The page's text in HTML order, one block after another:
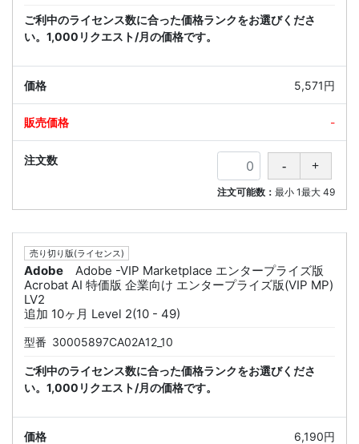
ご利中のライセンス数に合った価格ランクをお選びくださ
い。1,000リクエスト/月の価格です。
5,571円
-
注文可能数： 最小 1最大 49
売り切り版(ライセンス)
Adobe
Adobe -VIP Marketplace エンタープライズ版
Acrobat AI 特価版 企業向け エンタープライズ版(VIP MP)
LV2
追加 10ヶ月 Level 2(10 - 49)
型番 30005897CA02A12_10
ご利中のライセンス数に合った価格ランクをお選びくださ
い。1,000リクエスト/月の価格です。
6,190円